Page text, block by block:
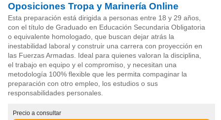
Oposiciones Tropa y Marinería Online
Esta preparación está dirigida a personas entre 18 y 29 años,
con el título de Graduado en Educación Secundaria Obligatoria
o equivalente homologado, que buscan dejar atrás la
inestabilidad laboral y construir una carrera con proyección en
las Fuerzas Armadas. Ideal para quienes valoran la disciplina,
el trabajo en equipo y el compromiso, y necesitan una
metodología 100% flexible que les permita compaginar la
preparación con otro empleo, los estudios o sus
responsabilidades personales.
Precio a consultar